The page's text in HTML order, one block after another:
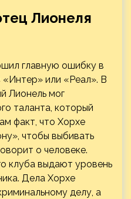
Лионеля
главную ошибку в
«Интер» или «Реал». В
Лионель мог
таланта, который
факт, что Хорхе
чтобы выбивать
о человеке.
клуба выдают уровень
Дела Хорхе
делу, а